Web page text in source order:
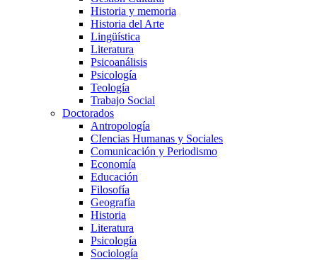
Historia y memoria
Historia del Arte
Lingüística
Literatura
Psicoanálisis
Psicología
Teología
Trabajo Social
Doctorados
Antropología
CIencias Humanas y Sociales
Comunicación y Periodismo
Economía
Educación
Filosofía
Geografía
Historia
Literatura
Psicología
Sociología